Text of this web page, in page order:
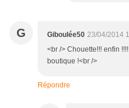
G Giboulée50 23/04/2014
<br /> Chouette!!! enfin
boutique !<br />
Répondre